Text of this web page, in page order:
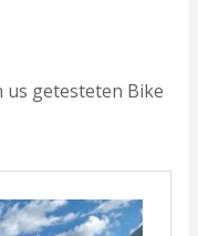
us getesteten Bike